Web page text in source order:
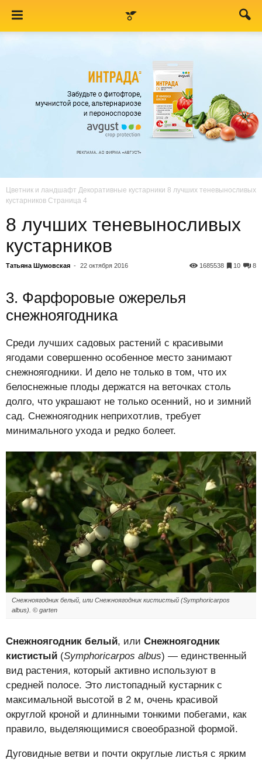
Цветник и ландшафт Декоративные кустарники 8 лучших теневыносливых
кустарников Страница 4
8 лучших теневыносливых
кустарников
Татьяна Шумовская - 22 октября 2016 8
10
1685538
3. Фарфоровые ожерелья
снежноягодника
Среди лучших садовых растений с красивыми
ягодами совершенно особенное место занимают
снежноягодники. И дело не только в том, что их
белоснежные плоды держатся на веточках столь
долго, что украшают не только осенний, но и зимний
сад. Снежноягодник неприхотлив, требует
минимального ухода и редко болеет.
Снежноягодник белый, или Снежноягодник кистистый (Symphoricarpos
albus). © garten
Снежноягодник белый, или Снежноягодник
кистистый (Symphoricarpos albus) — единственный
вид растения, который активно используют в
средней полосе. Это листопадный кустарник с
максимальной высотой в 2 м, очень красивой
округлой кроной и длинными тонкими побегами, как
правило, выделяющимися своеобразной формой.
Дуговидные ветви и почти округлые листья с ярким